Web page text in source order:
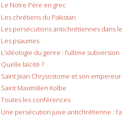
Le Notre Père en grec
Les chrétiens du Pakistan
Les persécutions antichrétiennes dans
Les psaumes
L’idéologie du genre : l’ultime subversion
Quelle laïcité ?
Saint Jean Chrysostome et son empereur
Saint Maximilien Kolbe
Toutes les conférences
Une persécution juive antichrétienne :